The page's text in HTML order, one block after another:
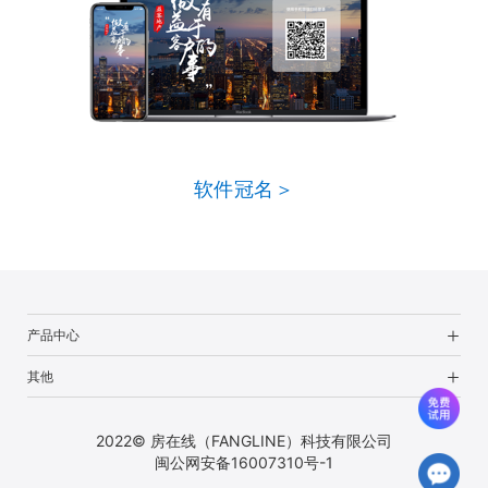
软件冠名＞
产品中心
其他
2022© 房在线（FANGLINE）科技有限公司
闽公网安备16007310号-1